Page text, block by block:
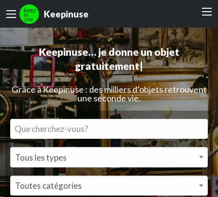
Keepinuse
Keepinuse…je donne un obj|
Grâce à Keepinuse : des milliers d’objets retrouvent
une seconde vie.